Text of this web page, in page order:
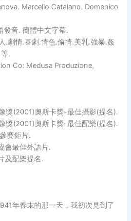
Marcello Catalano. Domenico
發音. 簡體中文字幕.
.劇情.喜劇.情色.偷情.美乳.強暴.姦
.
Co: Medusa Produzione,
獎(2001)奧斯卡獎-最佳攝影(提名).
獎(2001)奧斯卡獎-最佳配樂(提名).
賽鉅片.
會最佳外語片.
及配樂提名.
年春末的那一天，我初次見到了